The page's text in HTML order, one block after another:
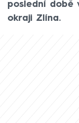
poslední době
okraji Zlína.